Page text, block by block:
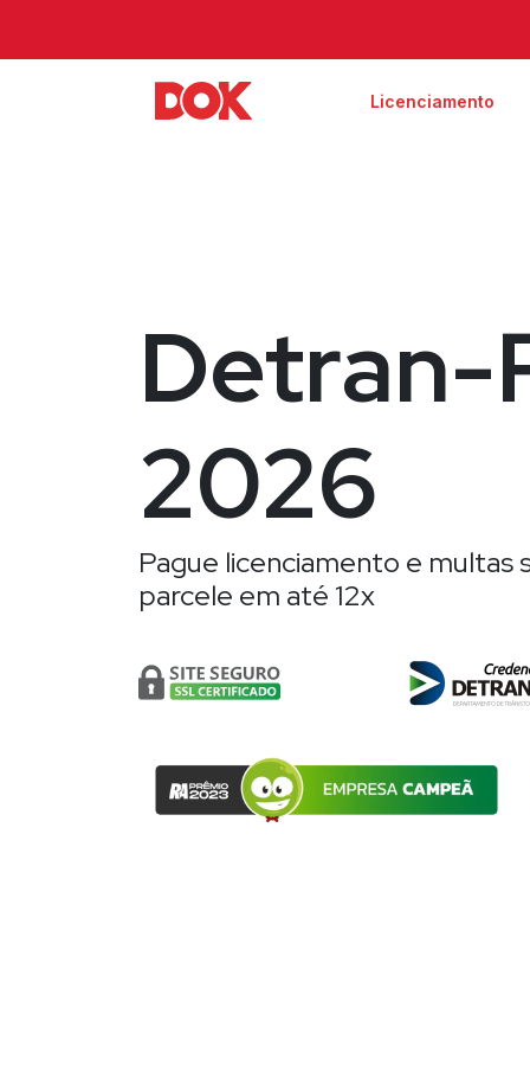
Licenciamento
Detran-
2026
Pague licenciamento e multas
parcele em até 12x